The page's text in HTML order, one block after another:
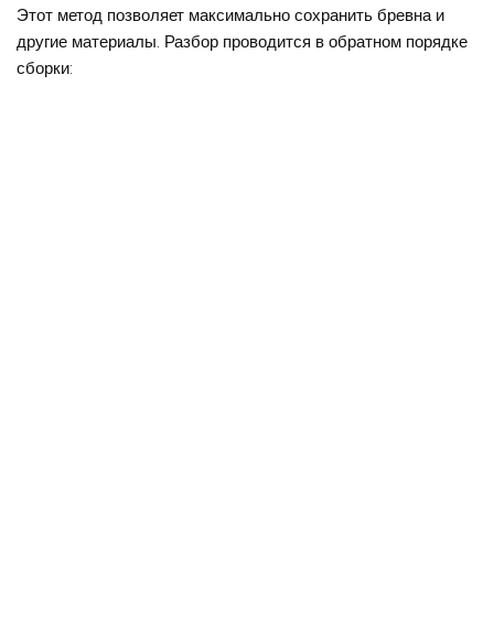
Этот метод позволяет максимально сохранить бревна и
другие материалы. Разбор проводится в обратном порядке
сборки: